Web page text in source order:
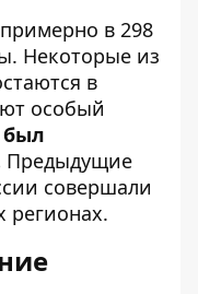
в 298
Некоторые из
в
особый
был
Предыдущие
совершали
регионах.